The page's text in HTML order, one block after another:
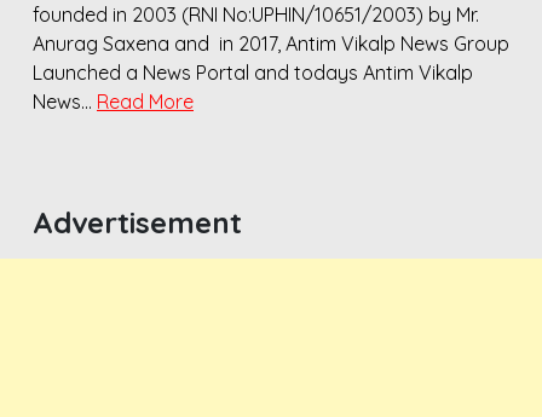
founded in 2003 (RNI No:UPHIN/10651/2003) by Mr.
Anurag Saxena and in 2017, Antim Vikalp News Group
Launched a News Portal and todays Antim Vikalp
News… Read More
Advertisement